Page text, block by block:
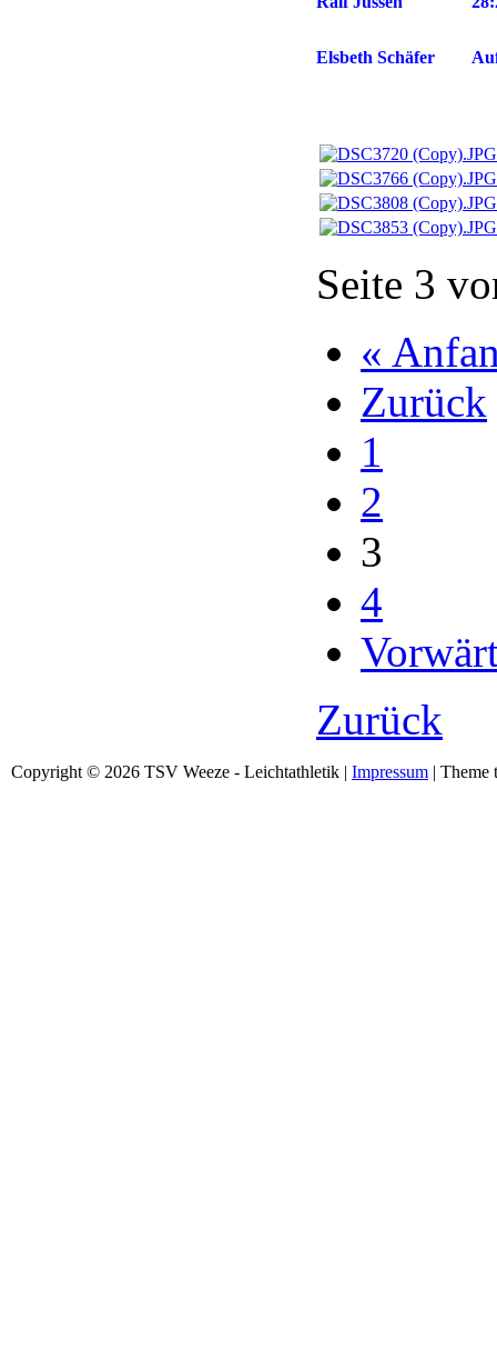
Elsbeth Schäfer
Seite 3
«
Zurück
1
2
3
4
Zurück
Copyright © 2026 TSV Weeze - Leichtathletik | Impressum | Theme